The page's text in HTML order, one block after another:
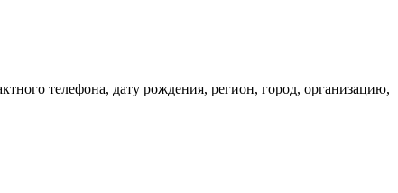
телефона, дату рождения, регион, город, организацию,